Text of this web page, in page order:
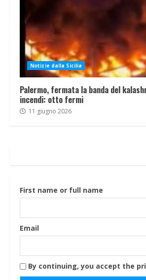
Notizie dalla Sicilia
Palermo, fermata la banda del
incendi: otto fermi
11 giugno 2026
First name or full name
Email
By continuing, you accept the